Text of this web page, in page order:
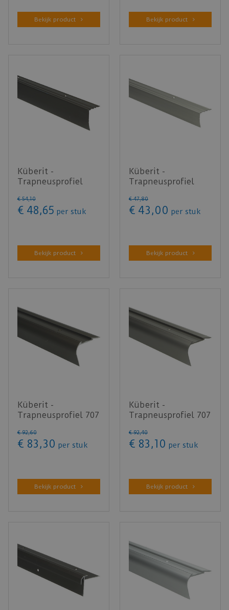
Bekijk product Bekijk product
Küberit -
Trapneusprofiel
31x43mm brons -
300 …
€ 54,10
€ 48,65 per stuk
Bekijk product
Küberit -
Trapneusprofiel
RVS - 300 cm
€ 47,80
€ 43 ,00 per stuk
Bekijk product
Küberit -
Trapneusprofiel 707
inleg - 250 cm
€ 92,60
€ 83 ,30 per stuk
Bekijk product
Küberit -
Trapneusprofiel 707
250 cm
€ 92,40
€ 83 ,10 per stuk
Bekijk product